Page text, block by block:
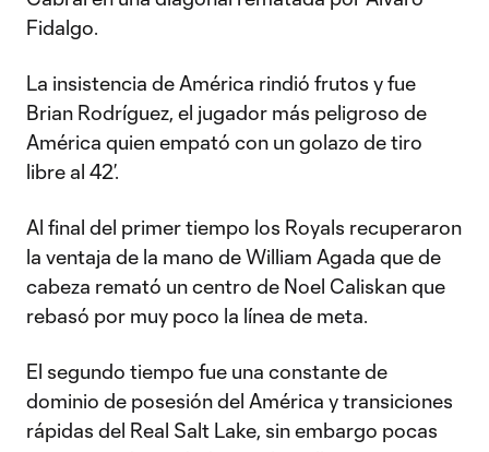
Fidalgo.
La insistencia de América rindió frutos y fue
Brian Rodríguez, el jugador más peligroso de
América quien empató con un golazo de tiro
libre al 42’.
Al final del primer tiempo los Royals recuperaron
la ventaja de la mano de William Agada que de
cabeza remató un centro de Noel Caliskan que
rebasó por muy poco la línea de meta.
El segundo tiempo fue una constante de
dominio de posesión del América y transiciones
rápidas del Real Salt Lake, sin embargo pocas